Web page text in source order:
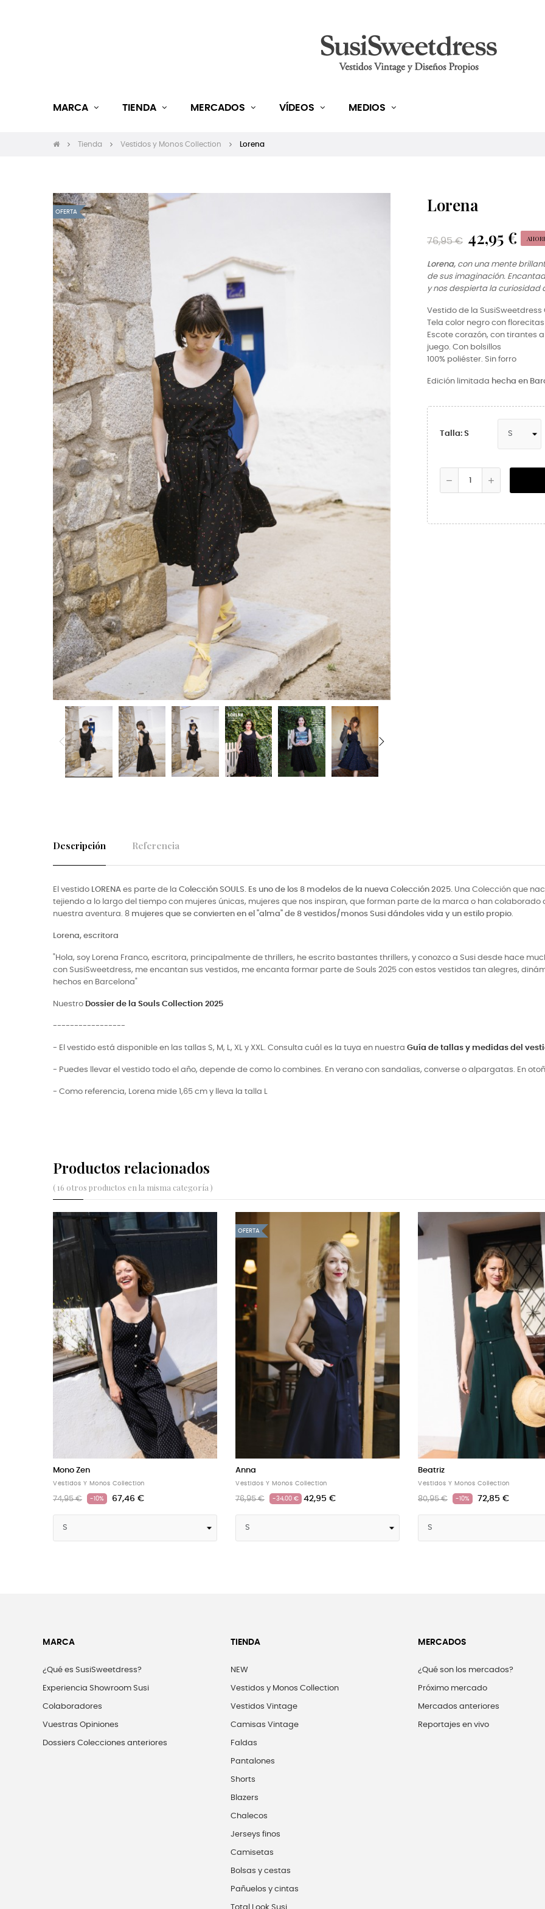
MARCA TIENDA MERCADOS VÍDEOS MEDIOS
Tienda Vestidos y Monos Collection Lorena
OFERTA Lorena
76,95 € 42,95 €
Lorena, con una mente
de sus imaginación.
y nos despierta la curiosidad
Vestido de la SusiSweetdress
Tela color negro con
Escote corazón, con tirantes
juego. Con bolsillos
100% poliéster. Sin forro
Edición limitada hecha en
Talla: S
Descripción Referencia
El vestido LORENA es parte de la Colección SOULS. Es uno de los 8 modelos de la nueva Colección 2025. Una Colección que
tejiendo a lo largo del tiempo con mujeres únicas, mujeres que nos inspiran, que forman parte de la marca o han
nuestra aventura. 8 mujeres que se convierten en el "alma" de 8 vestidos/monos Susi dándoles vida y un estilo propio.
Lorena, escritora
"Hola, soy Lorena Franco, escritora, principalmente de thrillers, he escrito bastantes thrillers, y conozco a Susi desde hace
con SusiSweetdress, me encantan sus vestidos, me encanta formar parte de Souls 2025 con estos vestidos tan alegres,
hechos en Barcelona"
Nuestro Dossier de la Souls Collection 2025
-----------------
- El vestido está disponible en las tallas S, M, L, XL y XXL. Consulta cuál es la tuya en nuestra Guía de tallas y medidas del
- Puedes llevar el vestido todo el año, depende de como lo combines. En verano con sandalias, converse o alpargatas. En
- Como referencia, Lorena mide 1,65 cm y lleva la talla L
Productos relacionados
( 16 otros productos en la misma categoría )
Alba
Vestidos Y Monos Collection
76,99 € -10% 69,29 €
NUEVO
Judit
Vestidos Y Monos Collection
80,95 € -10% 72,85 €
Ana
Vestidos Y Monos Collection
70,95 € -10% 63,86 €
MARCA
¿Qué es SusiSweetdress?
Experiencia Showroom Susi
Colaboradores
Vuestras Opiniones
Dossiers Colecciones anteriores
TIENDA
NEW
Vestidos y Monos Collection
Vestidos Vintage
Camisas Vintage
Faldas
Pantalones
Shorts
Blazers
Chalecos
Jerseys finos
Camisetas
Bolsas y cestas
Pañuelos y cintas
Total Look Susi
MERCADOS
¿Qué son los mercados?
Próximo mercado
Mercados anteriores
Reportajes en vivo